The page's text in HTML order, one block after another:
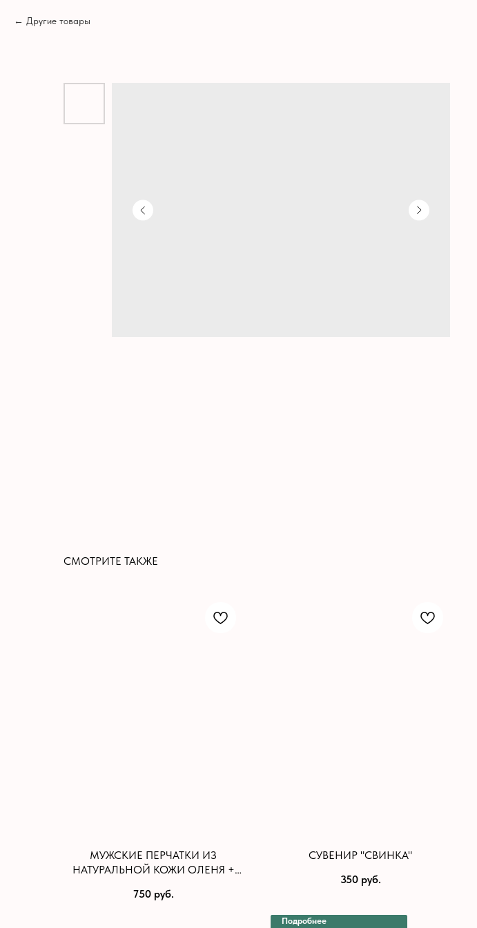
Другие товары
СМОТРИТЕ ТАКЖЕ
МУЖСКИЕ ПЕРЧАТКИ ИЗ
НАТУРАЛЬНОЙ КОЖИ ОЛЕНЯ +
750 руб.
СУВЕНИР "СВИНКА"
350 руб.
Подробнее